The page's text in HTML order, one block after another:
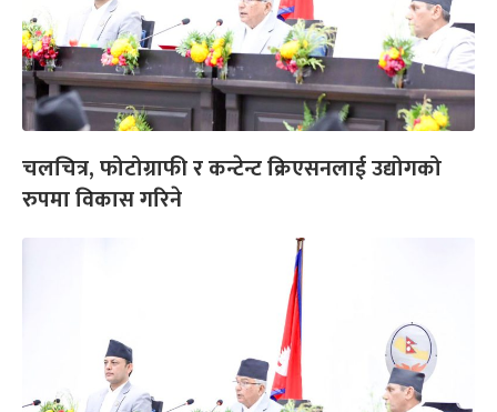
चलचित्र, फोटोग्राफी र कन्टेन्ट क्रिएसनलाई उद्योगको
रुपमा विकास गरिने